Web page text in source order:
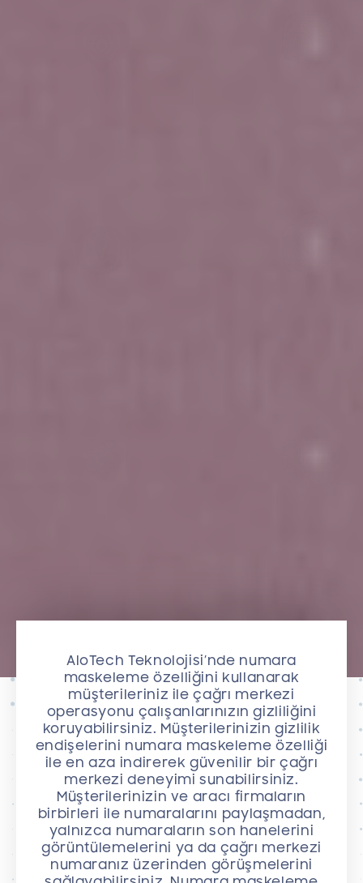
AloTech Teknolojisi’nde numara
maskeleme özelliğini kullanarak
müşterileriniz ile çağrı merkezi
operasyonu çalışanlarınızın gizliliğini
koruyabilirsiniz. Müşterilerinizin gizlilik
endişelerini numara maskeleme özelliği
ile en aza indirerek güvenilir bir çağrı
merkezi deneyimi sunabilirsiniz.
Müşterilerinizin ve aracı firmaların
birbirleri ile numaralarını paylaşmadan,
yalnızca numaraların son hanelerini
görüntülemelerini ya da çağrı merkezi
numaranız üzerinden görüşmelerini